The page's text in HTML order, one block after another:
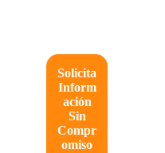
Solicita
Inform
ación
Sin
Compr
omiso